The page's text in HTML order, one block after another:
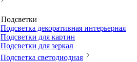
Подсветки
Подсветка декоративная интерьерная
Подсветки для картин
Подсветки для зеркал
Подсветка светодиодная